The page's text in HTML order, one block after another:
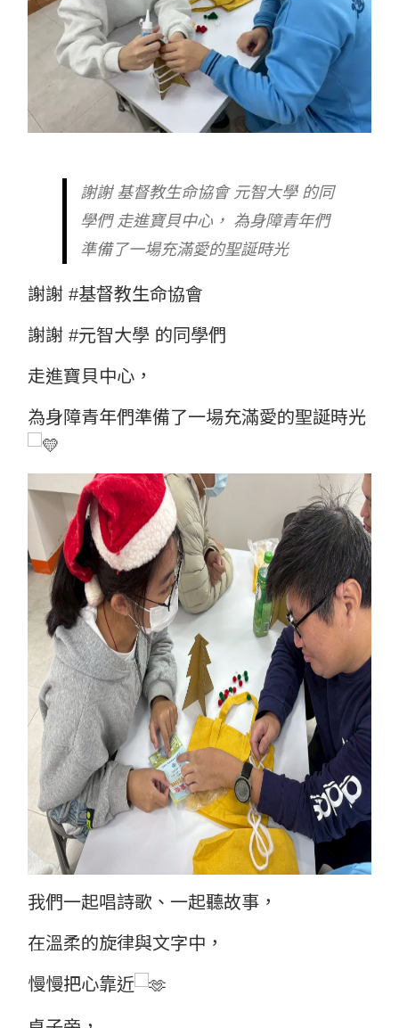
謝謝 基督教生命協會 元智大學 的同
學們 走進寶貝中心， 為身障青年們
準備了一場充滿愛的聖誕時光
謝謝 #基督教生命協會
謝謝 #元智大學 的同學們
走進寶貝中心，
為身障青年們準備了一場充滿愛的聖誕時光
我們一起唱詩歌、一起聽故事，
在溫柔的旋律與文字中，
慢慢把心靠近